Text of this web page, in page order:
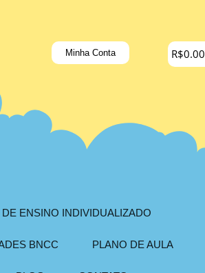
Minha Conta R$0.00
ENSINO INDIVIDUALIZADO
BNCC PLANO DE AULA